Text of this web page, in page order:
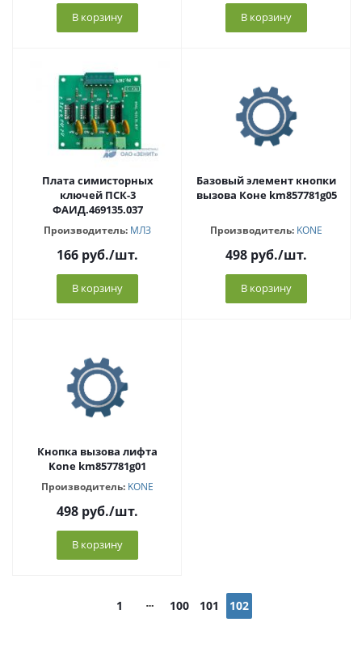
В корзину В корзину
Плата симисторных
ключей ПСК-3
ФАИД.469135.037
Производитель: МЛЗ
166 руб./шт.
В корзину
Базовый элемент кнопки
вызова Коне km857781g05
Производитель: KONE
498 руб./шт.
В корзину
Кнопка вызова лифта
Kone km857781g01
Производитель: KONE
498 руб./шт.
В корзину
1 100 101 102